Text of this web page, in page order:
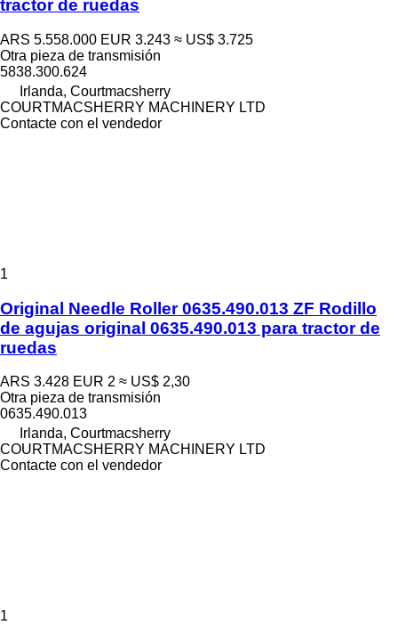
tractor de ruedas
ARS 5.558.000 EUR 3.243 ≈ US$ 3.725
Otra pieza de transmisión
5838.300.624
Irlanda, Courtmacsherry
COURTMACSHERRY MACHINERY LTD
Contacte con el vendedor
1
Original Needle Roller 0635.490.013 ZF Rodillo
de agujas original 0635.490.013 para tractor de
ruedas
ARS 3.428 EUR 2 ≈ US$ 2,30
Otra pieza de transmisión
0635.490.013
Irlanda, Courtmacsherry
COURTMACSHERRY MACHINERY LTD
Contacte con el vendedor
1